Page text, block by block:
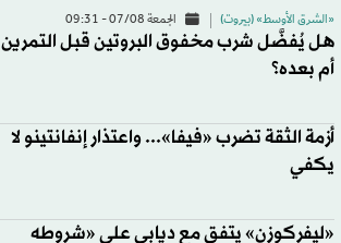
«الشرق الأوسط» (بيروت) الجمعة 07/08 - 09:31
هل يُفضَّل شرب مخفوق البروتين قبل التمرين
أم بعده؟
أزمة الثقة تضرب «فيفا»... واعتذار إنفانتينو لا
يكفي
«ليفركوزن» يتفق مع ديابي على «شروطه